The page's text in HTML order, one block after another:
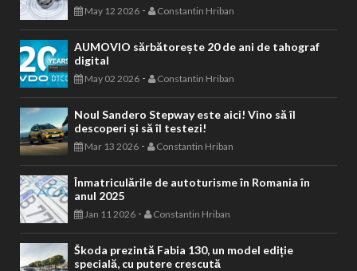
May 12 2026 - Constantin Hriban
AUMOVIO sărbătorește 20 de ani de tahograf
digital
May 02 2026 - Constantin Hriban
Noul Sandero Stepway este aici! Vino să îl
descoperi și să îl testezi!
Mar 13 2026 - Constantin Hriban
Înmatriculările de autoturisme în Romania în
anul 2025
Jan 11 2026 - Constantin Hriban
Škoda prezintă Fabia 130, un model ediție
specială, cu putere crescută